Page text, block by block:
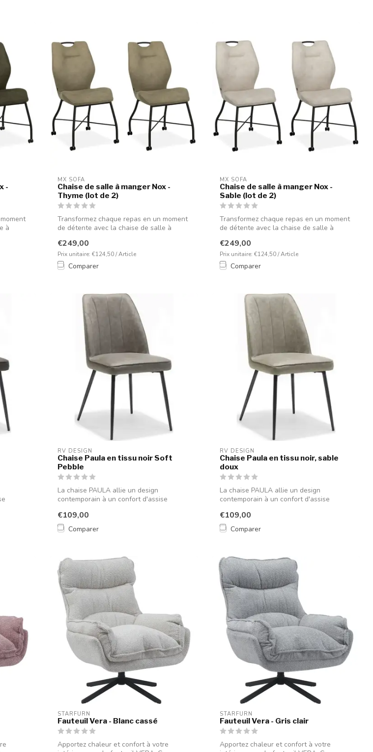
-
à
MX SOFA
Chaise de salle à manger Nox -
Thyme (lot de 2)
Transformez chaque repas en un moment
de détente avec la chaise de salle à
€249,00
Prix unitaire: €124,50 / Article
Comparer
MX SOFA
Chaise de salle à manger Nox -
Sable (lot de 2)
Transformez chaque repas en un moment
de détente avec la chaise de salle à
€249,00
Prix unitaire: €124,50 / Article
Comparer
RV DESIGN
Chaise Paula en tissu noir Soft
Pebble
La chaise PAULA allie un design
contemporain à un confort d'assise
€109,00
Comparer
RV DESIGN
Chaise Paula en tissu noir, sable
doux
La chaise PAULA allie un design
contemporain à un confort d'assise
€109,00
Comparer
STARFURN
Fauteuil Vera - Blanc cassé
Apportez chaleur et confort à votre
STARFURN
Fauteuil Vera - Gris clair
Apportez chaleur et confort à votre